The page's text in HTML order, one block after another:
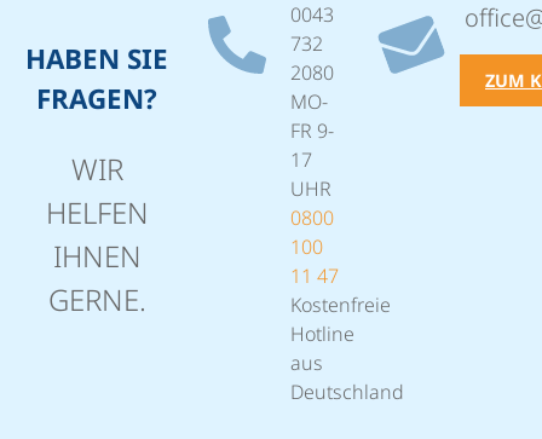
HABEN SIE
FRAGEN?
WIR
HELFEN
IHNEN
GERNE.
0043
732
2080
MO-
FR 9-
17
UHR
0800
100
11 47
Kostenfreie
Hotline
aus
Deutschland
ZUM